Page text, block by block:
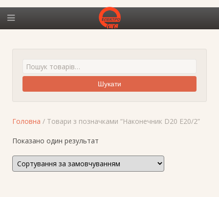
Шукати
Головна / Товари з позначками “Наконечник D20 E20/2”
Показано один результат